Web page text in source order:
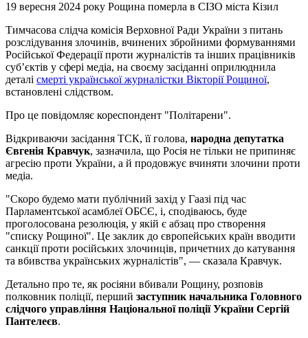
19 вересня 2024 року Рощина померла в СІЗО міста Кізил
Тимчасова слідча комісія Верховної Ради України з питань
розслідування злочинів, вчинених збройними формуваннями
Російської Федерації проти журналістів та інших працівників
суб’єктів у сфері медіа, на своєму засіданні оприлюднила
деталі смерті української журналістки Вікторії Рощиної,
встановлені слідством.
Про це повідомляє кореспондент "Політарени".
Відкриваючи засідання ТСК, її голова, народна депутатка
Євгенія Кравчук, зазначила, що Росія не тільки не припиняє
агресію проти України, а й продовжує вчиняти злочини проти
медіа.
"Скоро будемо мати публічний захід у Гаазі під час
Парламентської асамблеї ОБСЄ, і, сподіваюсь, буде
проголосована резолюція, у якій є абзац про створення
"списку Рощиної". Це заклик до європейських країн вводити
санкції проти російських злочинців, причетних до катування
та вбивства українських журналістів", — сказала Кравчук.
Детально про те, як росіяни вбивали Рощину, розповів
полковник поліції, перший заступник начальника Головного
слідчого управління Національної поліції України Сергій
Пантелеєв.